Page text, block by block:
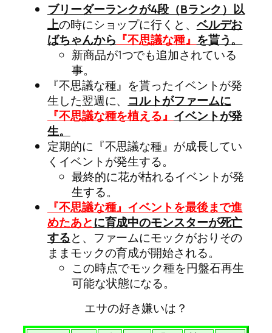
ブリーダーランクが4段（Bランク）以
上の時にショップに行くと、 ベルデお
ばちゃんから 『不思議な種』 を貰う。
新商品が1つでも追加されている
事。
『不思議な種』を貰ったイベントが発
生した翌週に、 コルトがファームに
『不思議な種を植える』 イベントが発
生。
定期的に『不思議な種』が成長してい
くイベントが発生する。
最終的に花が枯れるイベントが発
生する。
『不思議な種』イベントを最後まで進
めたあとに育成中のモンスターが死亡
すると、ファームにモックがおりその
ままモックの育成が開始される。
この時点でモック種を円盤石再生
可能な状態になる。
エサの好き嫌いは？